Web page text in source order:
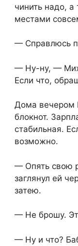
чинить надо, а
местами
— Справлюсь
— Ну-ну, —
Если что,
Дома вечером
блокнот.
стабильная.
возможно.
— Опять свою
заглянул ей
затею.
— Не брошу.
— Ну и что?